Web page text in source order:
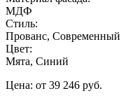
МДФ
Стиль:
Прованс, Современный
Цвет:
Мята, Синий
Цена: от 39 246 руб.